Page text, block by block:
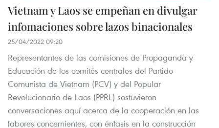
Vietnam y Laos se empeñan en divulgar
infomaciones sobre lazos binacionales
25/04/2022 09:20
Representantes de las comisiones de Propaganda y
Educación de los comités centrales del Partido
Comunista de Vietnam (PCV) y del Popular
Revolucionario de Laos (PPRL) sostuvieron
conversaciones aquí acerca de la cooperación en las
labores concernientes, con énfasis en la construcción